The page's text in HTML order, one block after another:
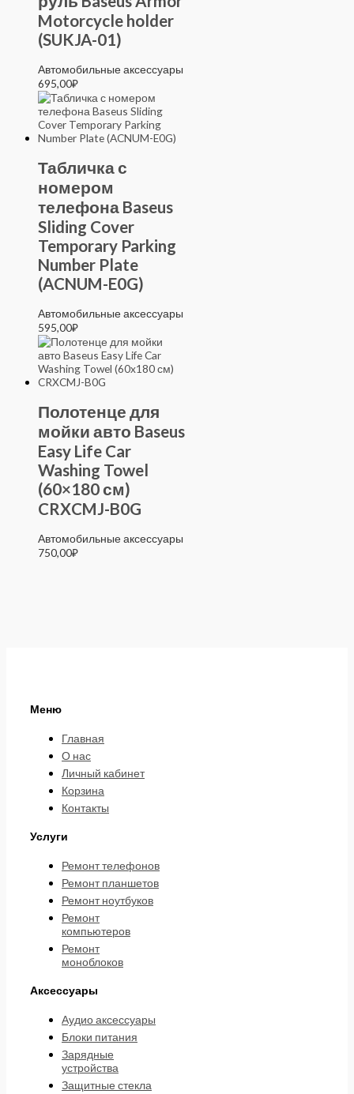
Motorcycle holder
(SUKJA-01)
Автомобильные аксессуары
695,00₽
Табличка с
номером
телефона Baseus
Sliding Cover
Temporary Parking
Number Plate
(ACNUM-E0G)
Автомобильные аксессуары
595,00₽
Полотенце для
мойки авто Baseus
Easy Life Car
Washing Towel
(60×180 см)
CRXCMJ-B0G
Автомобильные аксессуары
750,00₽
Меню
Главная
О нас
Личный кабинет
Корзина
Контакты
Услуги
Ремонт телефонов
Ремонт планшетов
Ремонт ноутбуков
Ремонт
компьютеров
Ремонт
моноблоков
Аксессуары
Аудио аксессуары
Блоки питания
Зарядные
устройства
Защитные стекла